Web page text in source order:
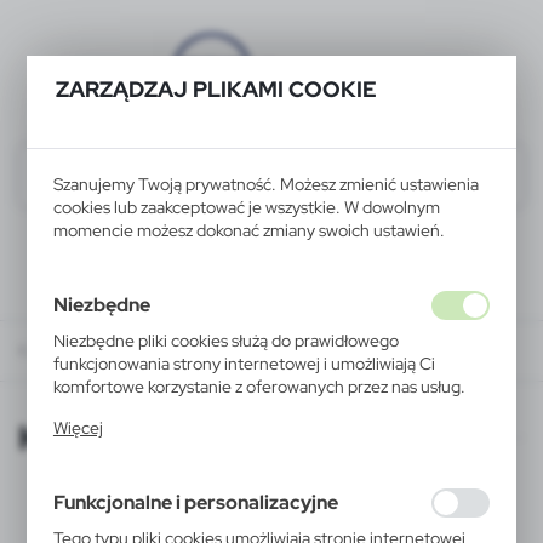
ZARZĄDZAJ PLIKAMI COOKIE
Szanujemy Twoją prywatność. Możesz zmienić ustawienia
cookies lub zaakceptować je wszystkie. W dowolnym
momencie możesz dokonać zmiany swoich ustawień.
Niezbędne
Niezbędne pliki cookies służą do prawidłowego
funkcjonowania strony internetowej i umożliwiają Ci
komfortowe korzystanie z oferowanych przez nas usług.
działania w celu m.in. dostosowania Twoich ustawień
korzystasz, może działać bez zakłóceń.
Więcej
Funkcjonalne i personalizacyjne
Tego typu pliki cookies umożliwiają stronie internetowej
KATALOGI ONLINE
KATALOGI ONLINE